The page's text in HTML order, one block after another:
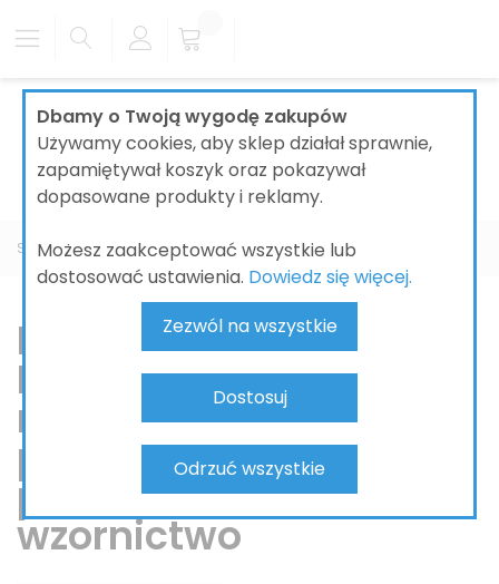
Dbamy o Twoją wygodę zakupów
Używamy cookies, aby sklep działał sprawnie,
zapamiętywał koszyk oraz pokazywał
dopasowane produkty i reklamy.
Możesz zaakceptować wszystkie lub
dostosować ustawienia. Dowiedz się więcej.
Zezwól na wszystkie
Dostosuj
Odrzuć wszystkie
Strona główna ŁAZIENKI BATERIE ŁAZIENKOWE
Baterie łazienkowe
Duravit –
nowoczesność,
precyzja i
ponadczasowe
wzornictwo